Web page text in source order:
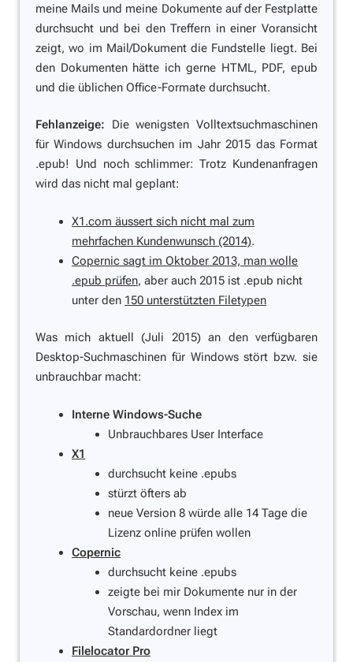
meine Mails und meine Dokumente auf der Festplatte
durchsucht und bei den Treffern in einer Voransicht
zeigt, wo im Mail/Dokument die Fundstelle liegt. Bei
den Dokumenten hätte ich gerne HTML, PDF, epub
und die üblichen Office-Formate durchsucht.
Fehlanzeige: Die wenigsten Volltextsuchmaschinen
für Windows durchsuchen im Jahr 2015 das Format
.epub! Und noch schlimmer: Trotz Kundenanfragen
wird das nicht mal geplant:
X1.com äussert sich nicht mal zum
mehrfachen Kundenwunsch (2014).
Copernic sagt im Oktober 2013, man wolle
.epub prüfen, aber auch 2015 ist .epub nicht
unter den 150 unterstützten Filetypen
Was mich aktuell (Juli 2015) an den verfügbaren
Desktop-Suchmaschinen für Windows stört bzw. sie
unbrauchbar macht:
Interne Windows-Suche
Unbrauchbares User Interface
X1
durchsucht keine .epubs
stürzt öfters ab
neue Version 8 würde alle 14 Tage die
Lizenz online prüfen wollen
Copernic
durchsucht keine .epubs
zeigte bei mir Dokumente nur in der
Vorschau, wenn Index im
Standardordner liegt
Filelocator Pro